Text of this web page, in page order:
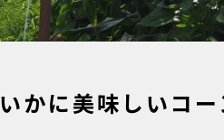
いかに美味しいコ